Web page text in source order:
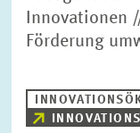
Innovationen
Förderung